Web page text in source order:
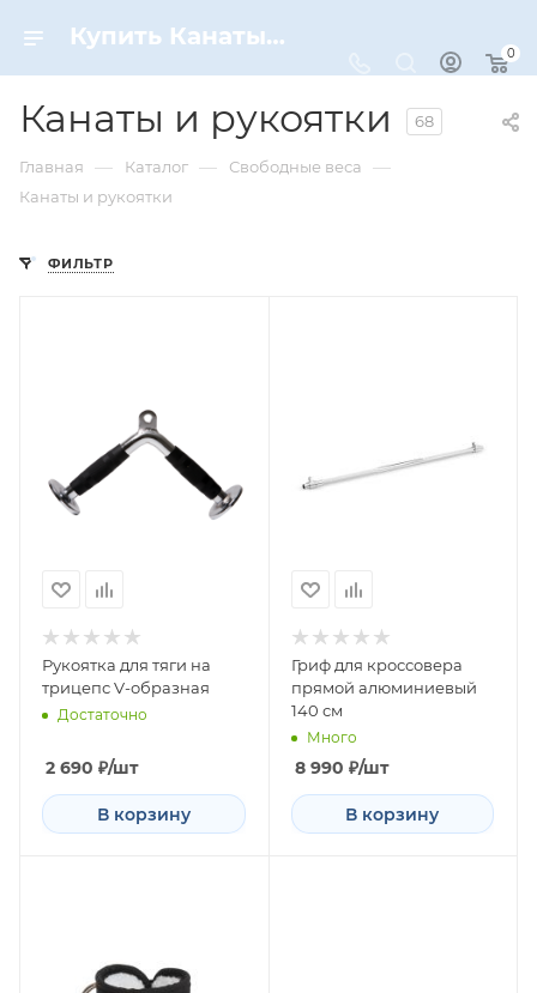
Купить Канаты и рукоятки по цене от 350 ₽ рублей в Москве с доставкой
0
Канаты и рукоятки 68
Главная — Каталог — Свободные веса —
Канаты и рукоятки
ФИЛЬТР
Рукоятка для тяги на
трицепс V-образная
Достаточно
2 690 ₽/шт
В корзину
Гриф для кроссовера
прямой алюминиевый
140 см
Много
8 990 ₽/шт
В корзину